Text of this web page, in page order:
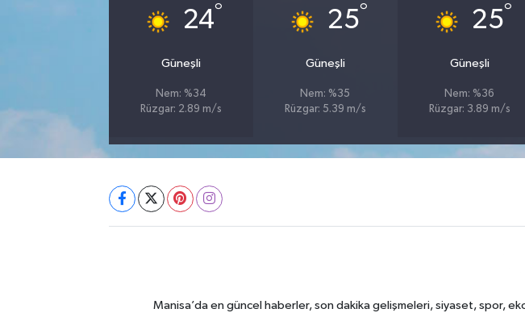
24°
Güneşli
Nem: %34
Rüzgar: 2.89 m/s
25°
Güneşli
Nem: %35
Rüzgar: 5.39 m/s
25°
Güneşli
Nem: %36
Rüzgar: 3.89 m/s
Manisa’da en güncel haberler, son dakika gelişmeleri, siyaset, spor,